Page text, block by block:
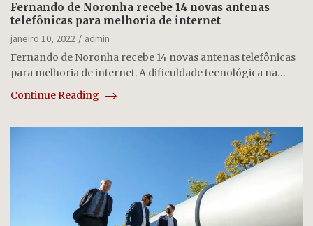
Fernando de Noronha recebe 14 novas antenas
telefônicas para melhoria de internet
janeiro 10, 2022
admin
Fernando de Noronha recebe 14 novas antenas telefônicas
para melhoria de internet. A dificuldade tecnológica na…
Continue Reading